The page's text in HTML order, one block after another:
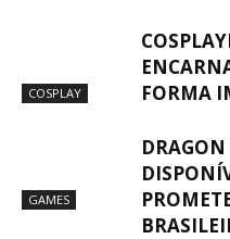
COSPLAY
FORMA
GAMES